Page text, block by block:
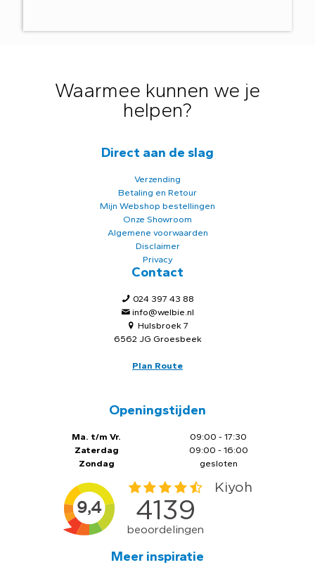
Waarmee kunnen we je
helpen?
Direct aan de slag
Verzending
Betaling en Retour
Mijn Webshop bestellingen
Onze Showroom
Algemene voorwaarden
Disclaimer
Privacy
Contact
024 397 43 88
info@welbie.nl
Hulsbroek 7
6562 JG Groesbeek
Plan Route
Openingstijden
Ma. t/m Vr.
Zaterdag
Zondag
09:00 - 17:30
09:00 - 16:00
gesloten
Meer inspiratie